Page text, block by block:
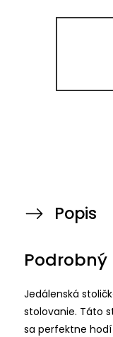
Popis
Podrobný
Jedálenská
stolovanie. Táto
sa perfektne